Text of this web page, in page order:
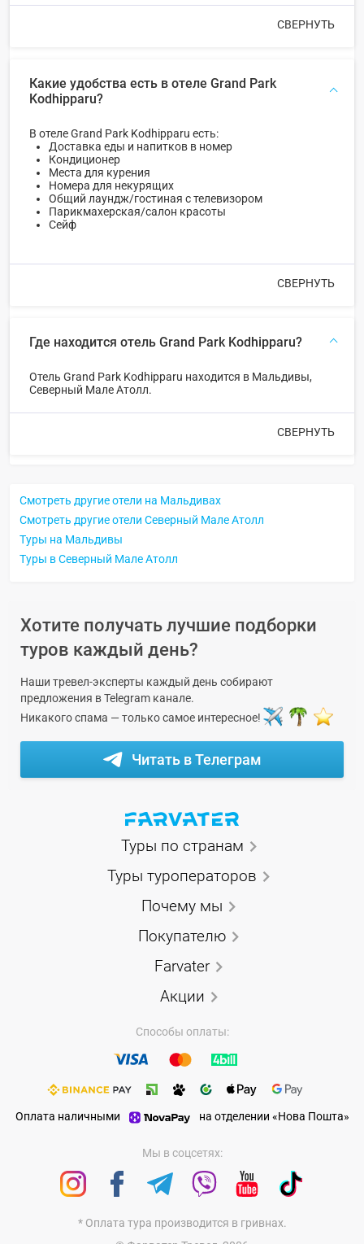
СВЕРНУТЬ
Какие удобства есть в отеле Grand Park
Kodhipparu?
В отеле Grand Park Kodhipparu есть:
Доставка еды и напитков в номер
Кондиционер
Места для курения
Номера для некурящих
Общий лаундж/гостиная с телевизором
Парикмахерская/салон красоты
Сейф
СВЕРНУТЬ
Где находится отель Grand Park Kodhipparu?
Отель Grand Park Kodhipparu находится в Мальдивы,
Северный Мале Атолл.
СВЕРНУТЬ
Смотреть другие отели на Мальдивах
Смотреть другие отели Северный Мале Атолл
Туры на Мальдивы
Туры в Северный Мале Атолл
Хотите получать лучшие подборки
туров каждый день?
Наши тревел-эксперты каждый день собирают
предложения в Telegram канале.
Никакого спама — только самое интересное!
Читать в Телеграм
Туры по странам
Туры туроператоров
Почему мы
Покупателю
Farvater
Акции
Способы оплаты:
Оплата наличными на отделении «Нова Пошта»
Мы в соцсетях:
* Оплата тура производится в гривнах.